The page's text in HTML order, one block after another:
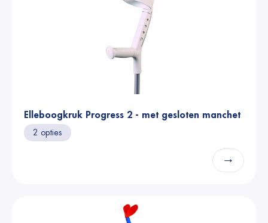
Elleboogkruk Progress 2 - met gesloten manchet
2 opties
→